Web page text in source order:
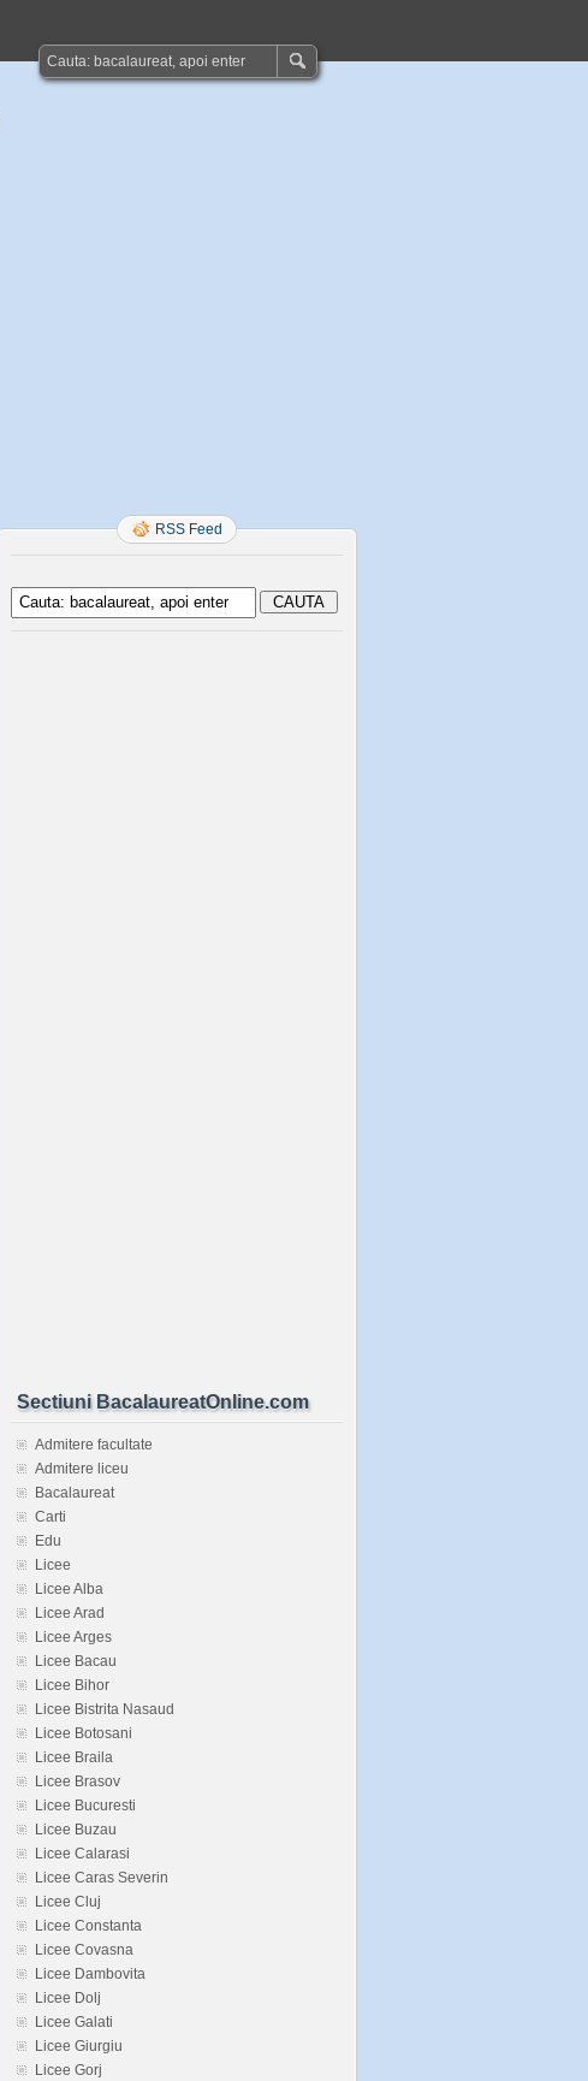
RSS Feed
Sectiuni BacalaureatOnline.com
Admitere facultate
Admitere liceu
Bacalaureat
Carti
Edu
Licee
Licee Alba
Licee Arad
Licee Arges
Licee Bacau
Licee Bihor
Licee Bistrita Nasaud
Licee Botosani
Licee Braila
Licee Brasov
Licee Bucuresti
Licee Buzau
Licee Calarasi
Licee Caras Severin
Licee Cluj
Licee Constanta
Licee Covasna
Licee Dambovita
Licee Dolj
Licee Galati
Licee Giurgiu
Licee Gorj